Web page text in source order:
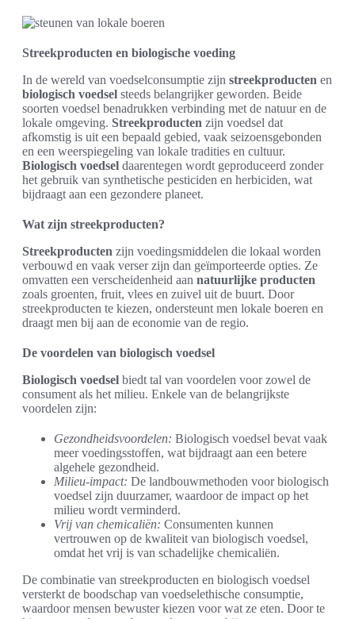
Streekproducten en biologische voeding
In de wereld van voedselconsumptie zijn streekproducten en
biologisch voedsel steeds belangrijker geworden. Beide
soorten voedsel benadrukken verbinding met de natuur en de
lokale omgeving. Streekproducten zijn voedsel dat
afkomstig is uit een bepaald gebied, vaak seizoensgebonden
en een weerspiegeling van lokale tradities en cultuur.
Biologisch voedsel daarentegen wordt geproduceerd zonder
het gebruik van synthetische pesticiden en herbiciden, wat
bijdraagt aan een gezondere planeet.
Wat zijn streekproducten?
Streekproducten zijn voedingsmiddelen die lokaal worden
verbouwd en vaak verser zijn dan geïmporteerde opties. Ze
omvatten een verscheidenheid aan natuurlijke producten
zoals groenten, fruit, vlees en zuivel uit de buurt. Door
streekproducten te kiezen, ondersteunt men lokale boeren en
draagt men bij aan de economie van de regio.
De voordelen van biologisch voedsel
Biologisch voedsel biedt tal van voordelen voor zowel de
consument als het milieu. Enkele van de belangrijkste
voordelen zijn:
Gezondheidsvoordelen: Biologisch voedsel bevat vaak
meer voedingsstoffen, wat bijdraagt aan een betere
algehele gezondheid.
Milieu-impact: De landbouwmethoden voor biologisch
voedsel zijn duurzamer, waardoor de impact op het
milieu wordt verminderd.
Vrij van chemicaliën: Consumenten kunnen
vertrouwen op de kwaliteit van biologisch voedsel,
omdat het vrij is van schadelijke chemicaliën.
De combinatie van streekproducten en biologisch voedsel
versterkt de boodschap van voedselethische consumptie,
waardoor mensen bewuster kiezen voor wat ze eten. Door te